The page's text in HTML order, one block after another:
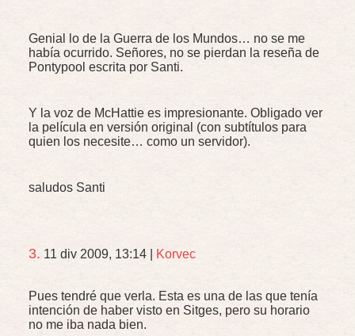
Genial lo de la Guerra de los Mundos… no se me
había ocurrido. Señores, no se pierdan la reseña de
Pontypool escrita por Santi.
Y la voz de McHattie es impresionante. Obligado ver
la película en versión original (con subtítulos para
quien los necesite… como un servidor).
saludos Santi
3. 11 div 2009, 13:14 Korvec
Pues tendré que verla. Esta es una de las que tenía
intención de haber visto en Sitges, pero su horario
no me iba nada bien.